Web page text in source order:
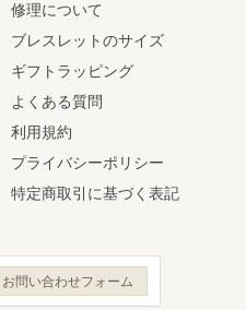
修理について
ブレスレットのサイズ
ギフトラッピング
よくある質問
利用規約
プライバシーポリシー
特定商取引に基づく表記
お問い合わせフォーム